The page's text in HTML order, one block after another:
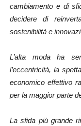
cambiamento e di
decidere di
sostenibilità e
L’alta moda ha
l’eccentricità, la
economico effettivo
per la maggior parte
La sfida più grande